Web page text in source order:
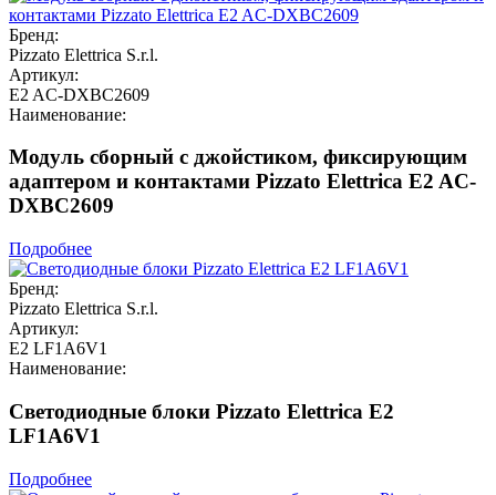
Бренд:
Pizzato Elettrica S.r.l.
Артикул:
E2 AC-DXBC2609
Наименование:
Модуль сборный с джойстиком, фиксирующим
адаптером и контактами Pizzato Elettrica E2 AC-
DXBC2609
Подробнее
Бренд:
Pizzato Elettrica S.r.l.
Артикул:
E2 LF1A6V1
Наименование:
Светодиодные блоки Pizzato Elettrica E2
LF1A6V1
Подробнее